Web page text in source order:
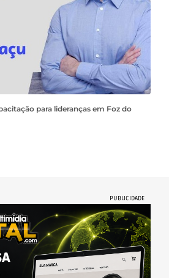
para lideranças em Foz do
PUBLICIDADE